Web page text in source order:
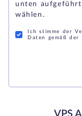
unten
wählen.
Ich stimme der
Daten gemäß der
VPS